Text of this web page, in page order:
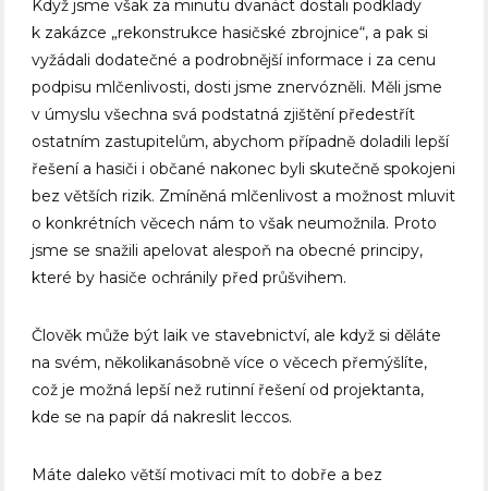
Když jsme však za minutu dvanáct dostali podklady
k zakázce „rekonstrukce hasičské zbrojnice“, a pak si
vyžádali dodatečné a podrobnější informace i za cenu
podpisu mlčenlivosti, dosti jsme znervózněli. Měli jsme
v úmyslu všechna svá podstatná zjištění předestřít
ostatním zastupitelům, abychom případně doladili lepší
řešení a hasiči i občané nakonec byli skutečně spokojeni
bez větších rizik. Zmíněná mlčenlivost a možnost mluvit
o konkrétních věcech nám to však neumožnila. Proto
jsme se snažili apelovat alespoň na obecné principy,
které by hasiče ochránily před průšvihem.
Člověk může být laik ve stavebnictví, ale když si děláte
na svém, několikanásobně více o věcech přemýšlíte,
což je možná lepší než rutinní řešení od projektanta,
kde se na papír dá nakreslit leccos.
Máte daleko větší motivaci mít to dobře a bez